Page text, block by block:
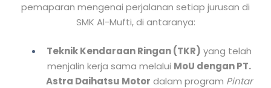
pemaparan mengenai perjalanan setiap jurusan di
SMK Al-Mufti, di antaranya:
Teknik Kendaraan Ringan (TKR) yang telah
menjalin kerja sama melalui MoU dengan PT.
Astra Daihatsu Motor dalam program Pintar